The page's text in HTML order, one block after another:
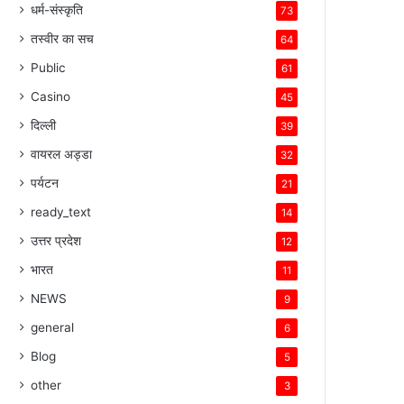
धर्म-संस्कृति 73
तस्वीर का सच 64
Public 61
Casino 45
दिल्ली 39
वायरल अड्डा 32
पर्यटन 21
ready_text 14
उत्तर प्रदेश 12
भारत 11
NEWS 9
general 6
Blog 5
other 3